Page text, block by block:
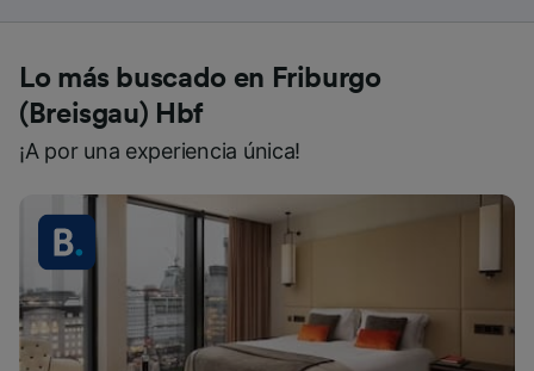
Lo más buscado en Friburgo
(Breisgau) Hbf
¡A por una experiencia única!